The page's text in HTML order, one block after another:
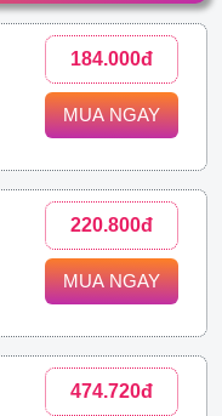
184.000đ
MUA NGAY
220.800đ
MUA NGAY
474.720đ